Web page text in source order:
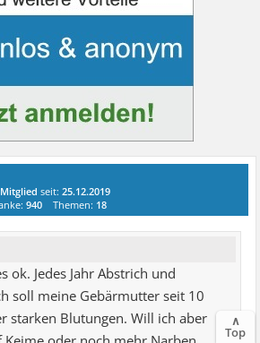
Mitglied seit:25.12.2019
940 Themen: 18
ok. Jedes Jahr Abstrich und
soll meine Gebärmutter seit 10
starken Blutungen. Will ich aber
∧
Top